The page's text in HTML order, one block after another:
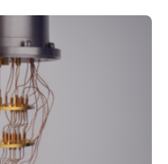
Dies ist der Alltag in
die dieses Jahr 100
die UNESCO 2025 zum
und -
nun hat eine
um den